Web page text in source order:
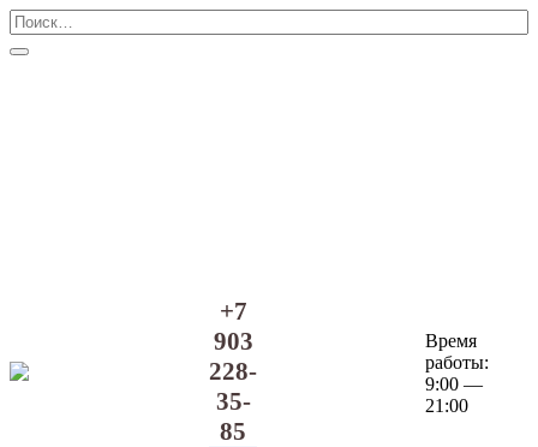
Перейти
к
содержанию
Search
for:
+7
903
228-
35-
85
Время
работы:
9:00 —
21:00